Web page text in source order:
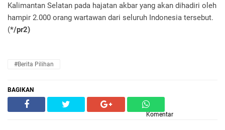
Kalimantan Selatan pada hajatan akbar yang akan dihadiri oleh
hampir 2.000 orang wartawan dari seluruh Indonesia tersebut.
(*/pr2)
#Berita Pilihan
BAGIKAN
Komentar